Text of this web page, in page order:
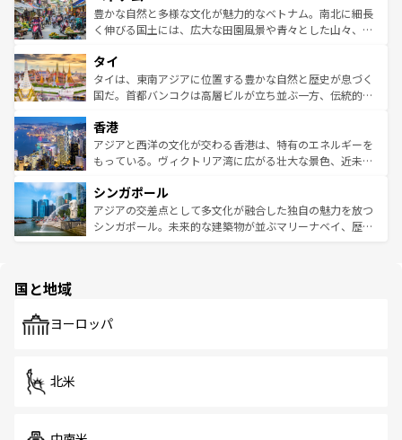
が味わえる。 なお、新着の台湾情報は コンテンツ一覧を参
照してほしい。
できる。そして、キムチや焼肉、絶品のストリートフード
まで、さまざまな韓国料理が待っている。夜には、韓国な
リティに包まれながら、韓国の多彩な魅力を心ゆくまで味
わってみてほしい。 なお、新着の韓国情報はコンテンツ一
覧を参照してほしい。
豊かな自然と多様な文化が魅力的なベトナム。南北に細長
く伸びる国土には、広大な田園風景や青々とした山々、世
急速な発展と共に伝統が息づく。ハノイの古い町並みやホ
ーチミン市のフランス統治時代の建物も、独特の雰囲気を
醸し出している。また、バラエティの豊かさとおいしさで
とつ。フォーやバインミー、ベトナムコーヒーなどは、ぜ
ひ現地で味わいたい。どの地域を訪れてもあたたかい人々
が旅行者を迎えてくれるので、きっと忘れられない旅にな
参照してほしい。
タイ
タイは、東南アジアに位置する豊かな自然と歴史が息づく
国だ。首都バンコクは高層ビルが立ち並ぶ一方、伝統的な
の活気が交差している。北部ではチェンマイなどの山岳地
帯で自然と触れ合い、南部ではプーケットやクラビの美し
いビーチでリゾート気分を楽しむことができる。タイ料理
激する。気候は一年中温暖で、どの季節にも異なる楽しみ
が待っている。親しみやすいタイの人々、仏教を中心とし
た文化、そして多様な観光資源が、訪れる旅人を魅了し続
香港
アジアと西洋の文化が交わる香港は、特有のエネルギーを
もっている。ヴィクトリア湾に広がる壮大な景色、近未来
み、どこを訪れても感動するはず。観光スポットが密集し
ており、効率よく見どころを回れるのも魅力。息をのむよ
うな絶景から文化的な体験まで、香港を存分に楽しみ尽く
シンガポール
アジアの交差点として多文化が融合した独自の魅力を放つ
シンガポール。未来的な建築物が並ぶマリーナベイ、歴史
で、ホーカーズは地元の風情を楽しめる外せないスポット
国と地域
ヨーロッパ
北米